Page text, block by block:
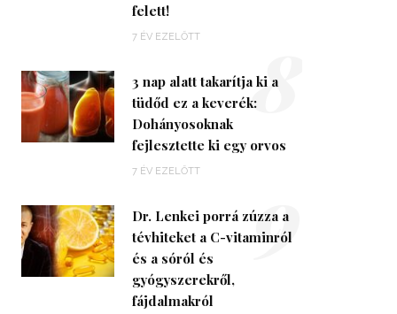
felett!
7 ÉV EZELŐTT
3 nap alatt takarítja ki a
tüdőd ez a keverék:
Dohányosoknak
fejlesztette ki egy orvos
7 ÉV EZELŐTT
8
Dr. Lenkei porrá zúzza a
tévhiteket a C-vitaminról
és a sóról és
gyógyszerekről,
fájdalmakról
9